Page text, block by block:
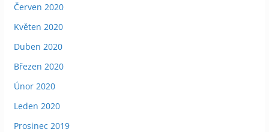
Červen 2020
Květen 2020
Duben 2020
Březen 2020
Únor 2020
Leden 2020
Prosinec 2019